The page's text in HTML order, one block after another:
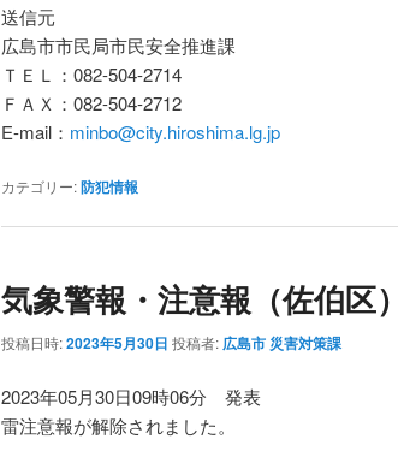
送信元
広島市市民局市民安全推進課
ＴＥＬ：082-504-2714
ＦＡＸ：082-504-2712
E-mail： minbo@city.hiroshima.lg.jp
カテゴリー:防犯情報
気象警報・注意報（佐伯区）
投稿日時:2023年5月30日 投稿者: 広島市 災害対策課
2023年05月30日09時06分 発表
雷注意報が解除されました。